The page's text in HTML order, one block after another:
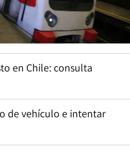
en Chile: consulta
de vehículo e intentar